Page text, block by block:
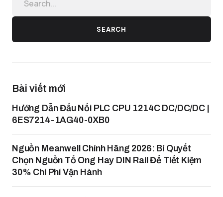
SEARCH
Bài viết mới
Hướng Dẫn Đấu Nối PLC CPU 1214C DC/DC/DC |
6ES7214-1AG40-0XB0
Nguồn Meanwell Chính Hãng 2026: Bí Quyết
Chọn Nguồn Tổ Ong Hay DIN Rail Để Tiết Kiệm
30% Chi Phí Vận Hành